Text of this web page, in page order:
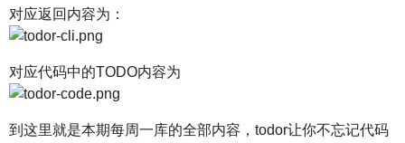
对应返回内容为：
对应代码中的TODO内容为
到这里就是本期每周一库的全部内容，todor让你不忘记代码